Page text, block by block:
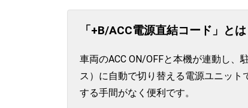
「+B/ACC電源直結コード」とは
車両のACC ON/OFFと本機が連動し、
ス）に自動で切り替える電源ユニット
する手間がなく便利です。